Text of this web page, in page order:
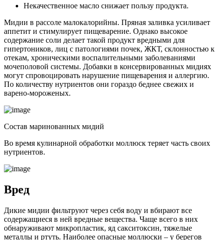
Некачественное масло снижает пользу продукта.
Мидии в рассоле малокалорийны. Пряная заливка усиливает
аппетит и стимулирует пищеварение. Однако высокое
содержание соли делает такой продукт вредными для
гипертоников, лиц с патологиями почек, ЖКТ, склонностью к
отекам, хроническими воспалительными заболеваниями
мочеполовой системы. Добавки в консервированных мидиях
могут спровоцировать нарушение пищеварения и аллергию.
По количеству нутриентов они гораздо беднее свежих и
варено-мороженых.
Состав маринованных мидий
Во время кулинарной обработки моллюск теряет часть своих
нутриентов.
Вред
Дикие мидии фильтруют через себя воду и вбирают все
содержащиеся в ней вредные вещества. Чаще всего в них
обнаруживают микропластик, яд сакситоксин, тяжелые
металлы и ртуть. Наиболее опасные моллюски – у берегов